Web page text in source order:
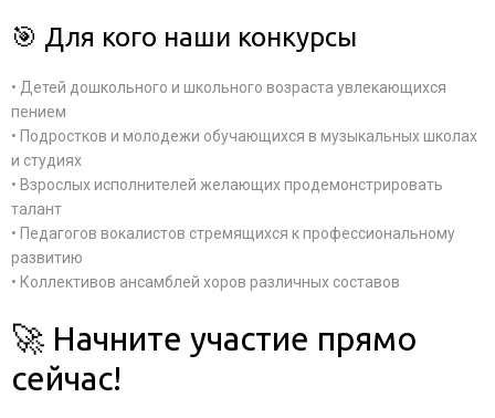
🎯 Для кого наши конкурсы
• Детей дошкольного и школьного возраста увлекающихся
пением
• Подростков и молодежи обучающихся в музыкальных школах
и студиях
• Взрослых исполнителей желающих продемонстрировать
талант
• Педагогов вокалистов стремящихся к профессиональному
развитию
• Коллективов ансамблей хоров различных составов
🚀 Начните участие прямо
сейчас!